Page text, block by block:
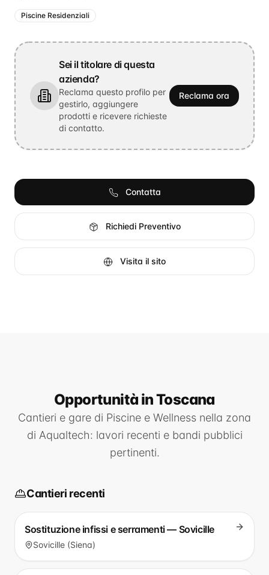
Piscine Residenziali
Sei il titolare di questa
azienda?
Reclama questo profilo per
gestirlo, aggiungere
prodotti e ricevere richieste
di contatto.
Reclama ora
Contatta
Richiedi Preventivo
Visita il sito
Opportunità in Toscana
Cantieri e gare di Piscine e Wellness nella zona
di Aqualtech: lavori recenti e bandi pubblici
pertinenti.
Cantieri recenti
Sostituzione infissi e serramenti — Sovicille
Sovicille (Siena)